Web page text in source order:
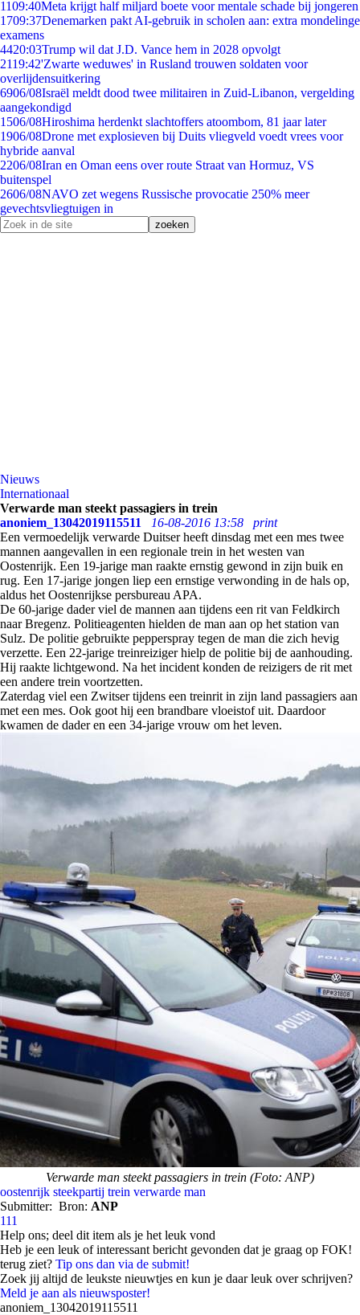
1109:40Meta krijgt half miljard boete voor mentale schade bij jongeren
1709:37Denemarken pakt AI-gebruik in scholen aan: extra mondelinge
examens
4420:03Trump wil dat J.D. Vance hem in 2028 opvolgt
2119:42'Zwarte weduwes' in Rusland trouwen soldaten voor
overlijdensuitkering
6906/08Israël meldt dood twee militairen in Zuid-Libanon, vergelding
aangekondigd
1506/08Hiroshima herdenkt slachtoffers atoombom, 81 jaar later
1906/08Drone met explosieven bij Duits vliegveld voedt vrees voor
hybride aanval
2206/08Iran en Oman eens over route Straat van Hormuz, VS
buitenspel
2606/08NAVO zet wegens Russische provocatie 250% meer
gevechtsvliegtuigen in
Nieuws
Internationaal
Verwarde man steekt passagiers in trein
anoniem_13042019115511
16-08-2016 13:58
print
Een vermoedelijk verwarde Duitser heeft dinsdag met een mes twee
mannen aangevallen in een regionale trein in het westen van
Oostenrijk. Een 19-jarige man raakte ernstig gewond in zijn buik en
rug. Een 17-jarige jongen liep een ernstige verwonding in de hals op,
aldus het Oostenrijkse persbureau APA.
De 60-jarige dader viel de mannen aan tijdens een rit van Feldkirch
naar Bregenz. Politieagenten hielden de man aan op het station van
Sulz. De politie gebruikte pepperspray tegen de man die zich hevig
verzette. Een 22-jarige treinreiziger hielp de politie bij de aanhouding.
Hij raakte lichtgewond. Na het incident konden de reizigers de rit met
een andere trein voortzetten.
Zaterdag viel een Zwitser tijdens een treinrit in zijn land passagiers aan
met een mes. Ook goot hij een brandbare vloeistof uit. Daardoor
kwamen de dader en een 34-jarige vrouw om het leven.
Verwarde man steekt passagiers in trein (Foto: ANP)
oostenrijk steekpartij trein verwarde man
Submitter: Bron: ANP
111
Help ons; deel dit item als je het leuk vond
Heb je een leuk of interessant bericht gevonden dat je graag op FOK!
terug ziet? Tip ons dan via de submit!
Zoek jij altijd de leukste nieuwtjes en kun je daar leuk over schrijven?
Meld je aan als nieuwsposter!
anoniem_13042019115511